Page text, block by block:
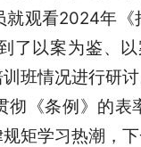
观看2024年
了以案为鉴、
班情况进行研讨
彻《条例》的
矩学习热潮，